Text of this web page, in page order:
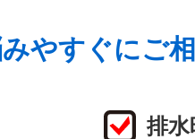
やすぐにご
排